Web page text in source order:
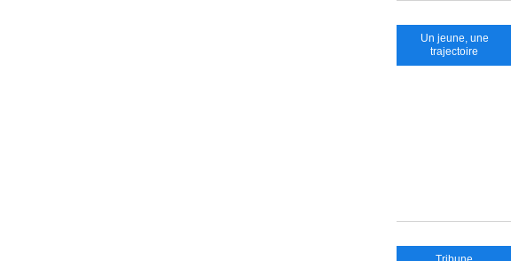
Un jeune, une
trajectoire